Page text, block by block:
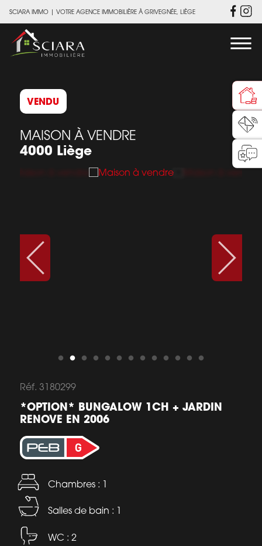
SCIARA IMMO | VOTRE AGENCE IMMOBILIÈRE À GRIVEGNÉE, LIÈGE
VENDU
MAISON À VENDRE
4000 Liège
Réf. 3180299
*OPTION* BUNGALOW 1CH + JARDIN
RENOVE EN 2006
Chambres : 1
Salles de bain : 1
WC : 2